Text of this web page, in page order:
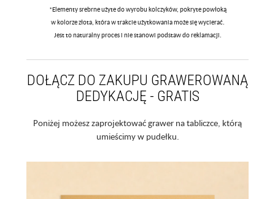
*Elementy srebrne użyte do wyrobu kolczyków, pokryte powłoką
w kolorze złota, która w trakcie użytkowania może się wycierać.
Jest to naturalny proces i nie stanowi podstaw do reklamacji.
DOŁĄCZ DO ZAKUPU GRAWEROWANĄ
DEDYKACJĘ - GRATIS
Poniżej możesz zaprojektować grawer na tabliczce, którą
umieścimy w pudełku.